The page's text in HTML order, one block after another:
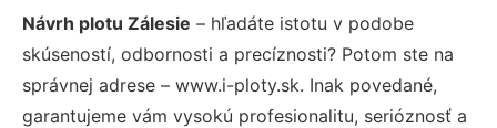
Návrh plotu Zálesie – hľadáte istotu v podobe
skúseností, odbornosti a precíznosti? Potom ste na
správnej adrese – www.i-ploty.sk. Inak povedané,
garantujeme vám vysokú profesionalitu, serióznosť a